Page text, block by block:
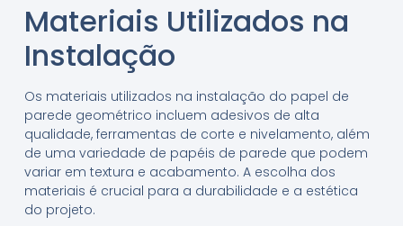
Materiais Utilizados na
Instalação
Os materiais utilizados na instalação do papel de
parede geométrico incluem adesivos de alta
qualidade, ferramentas de corte e nivelamento, além
de uma variedade de papéis de parede que podem
variar em textura e acabamento. A escolha dos
materiais é crucial para a durabilidade e a estética
do projeto.